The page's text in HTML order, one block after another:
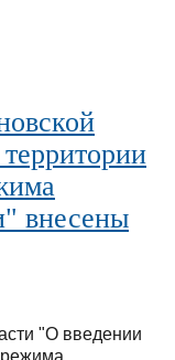
внесены
"О введении
режима